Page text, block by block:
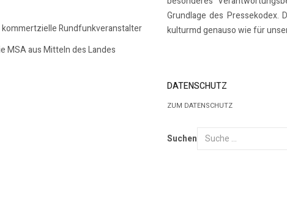
Rundfunkveranstalter
MSA aus Mitteln des Landes
Grundlage des
kulturmd genauso wie für
DATENSCHUTZ
ZUM DATENSCHUTZ
Suchen